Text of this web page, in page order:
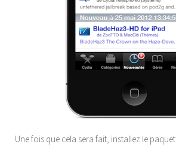
Une fois que cela sera fait, installez le paquet